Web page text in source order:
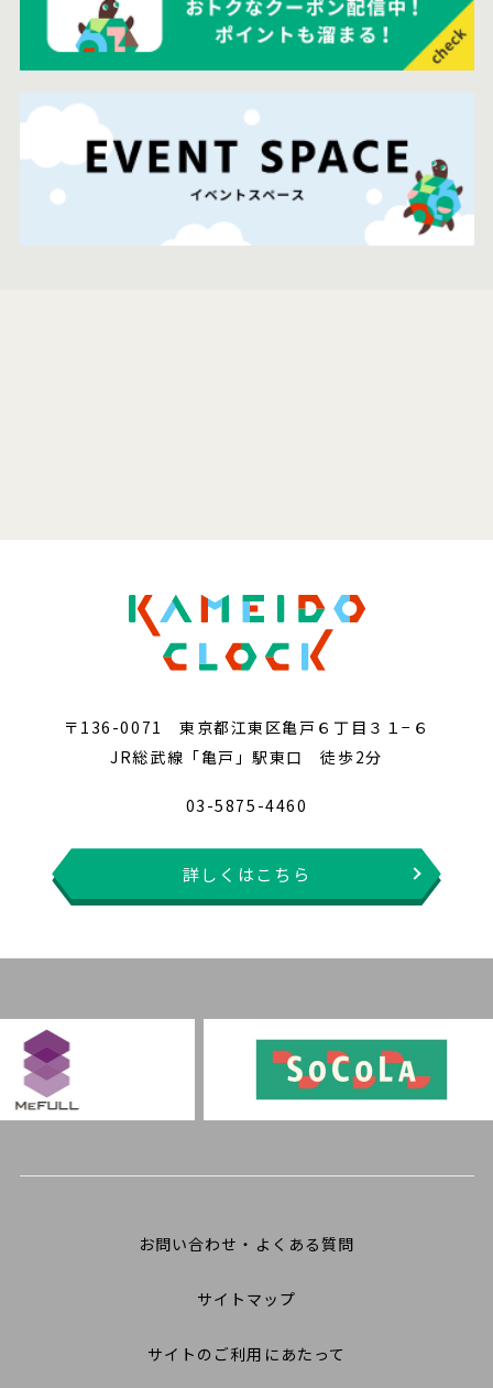
〒136-0071 東京都江東区亀戸６丁目３１−６
JR総武線「亀戸」駅東口 徒歩2分
03-5875-4460
詳しくはこちら
お問い合わせ・よくある質問
サイトマップ
サイトのご利用にあたって